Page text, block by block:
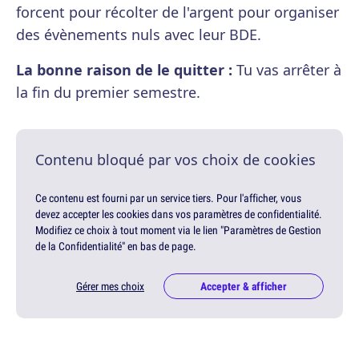
forcent pour récolter de l'argent pour organiser
des évènements nuls avec leur BDE.
La bonne raison de le quitter : Tu vas arrêter à
la fin du premier semestre.
Contenu bloqué par vos choix de cookies
Ce contenu est fourni par un service tiers. Pour l'afficher, vous
devez accepter les cookies dans vos paramètres de confidentialité.
Modifiez ce choix à tout moment via le lien "Paramètres de Gestion
de la Confidentialité" en bas de page.
Gérer mes choix Accepter & afficher